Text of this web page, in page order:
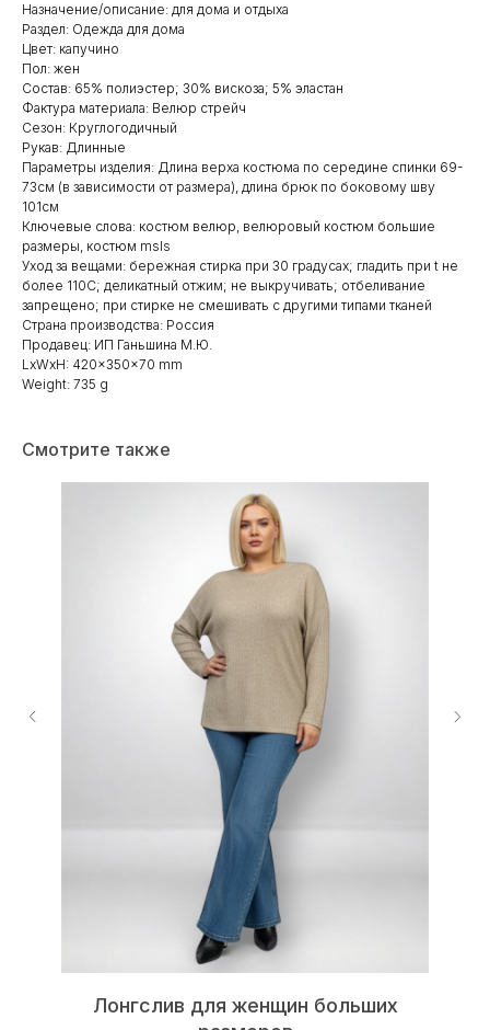
Назначение/описание: для дома и отдыха
Раздел: Одежда для дома
Цвет: капучино
Пол: жен
Состав: 65% полиэстер; 30% вискоза; 5% эластан
Фактура материала: Велюр стрейч
Сезон: Круглогодичный
Рукав: Длинные
Параметры изделия: Длина верха костюма по середине спинки 69-
73см (в зависимости от размера), длина брюк по боковому шву
101см
Ключевые слова: костюм велюр, велюровый костюм большие
размеры, костюм msls
Уход за вещами: бережная стирка при 30 градусах; гладить при t не
более 110С; деликатный отжим; не выкручивать; отбеливание
запрещено; при стирке не смешивать с другими типами тканей
Страна производства: Россия
Продавец: ИП Ганьшина М.Ю.
LxWxH: 420x350x70 mm
Weight: 735 g
Смотрите также
Лонгслив для женщин больших